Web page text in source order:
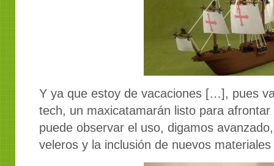
Y ya que estoy de vacaciones […], pues
tech, un maxicatamarán listo para
puede observar el uso, digamos
veleros y la inclusión de nuevos